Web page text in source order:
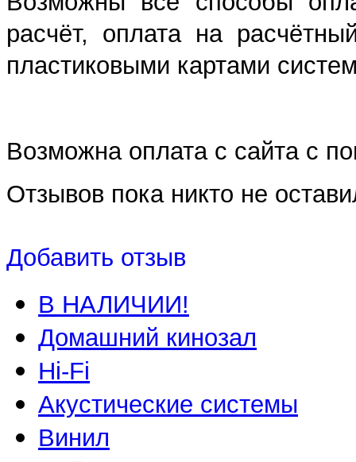
расчёт, оплата на
пластиковыми картами
Возможна оплата с сайта с
Отзывов пока никто не
Добавить отзыв
В НАЛИЧИИ!
Домашний кинозал
Hi-Fi
Акустические системы
Винил